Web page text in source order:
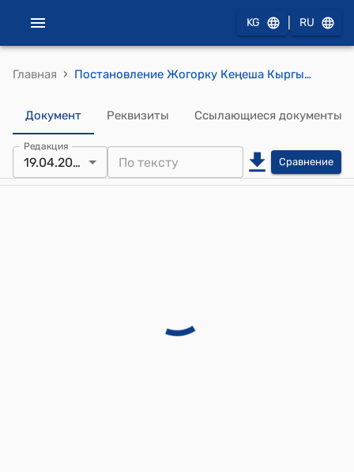
KG RU
Главная › Постановление Жогорку Кеңеша Кыргызской Республики от 19 апреля 2023 года № 1091-VII "Об утверждении повестки дня заседания Жогорку Кенеша Кыргызской Республики 19 апреля 2023 года"
Документ Реквизиты Ссылающиеся документы
Редакция
19.04.2023 Сравнение